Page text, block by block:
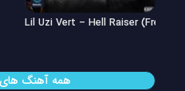
Lil Durk Ft Jhené Aiko – Can’t
همه آهنگ